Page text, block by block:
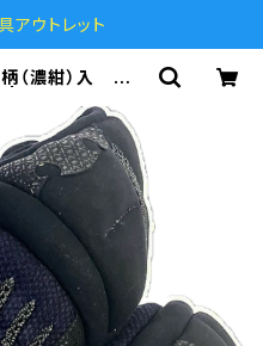
アウトレット
（濃紺）入 甲
道具の通販 剣道
ット BASE